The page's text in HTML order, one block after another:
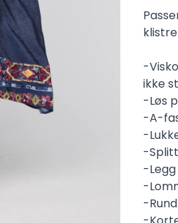
-
ikke
-Løs
-A-
-
-
-
-
-